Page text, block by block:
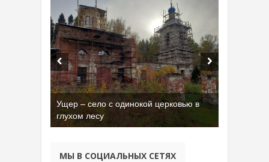
Ущер – село с одинокой церковью в
глухом лесу
Бывшая танковая часть имени Сухэ-
Батора во Владимире
МЫ В СОЦИАЛЬНЫХ СЕТЯХ